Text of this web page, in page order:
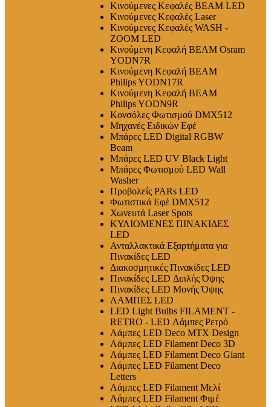
Κινούμενες Κεφαλές BEAM LED
Κινούμενες Κεφαλές Laser
Κινούμενες Κεφαλές WASH -
ZOOM LED
Κινούμενη Κεφαλή BEAM Osram
YODN7R
Κινούμενη Κεφαλή BEAM
Philips YODN17R
Κινούμενη Κεφαλή BEAM
Philips YODN9R
Κονσόλες Φωτισμού DMX512
Μηχανές Ειδικών Εφέ
Μπάρες LED Digital RGBW
Beam
Μπάρες LED UV Black Light
Μπάρες Φωτισμού LED Wall
Washer
Προβολείς PARs LED
Φωτιστικά Εφέ DMX512
Χωνευτά Laser Spots
ΚΥΛΙΟΜΕΝΕΣ ΠΙΝΑΚΙΔΕΣ
LED
Ανταλλακτικά Εξαρτήματα για
Πινακίδες LED
Διακοσμητικές Πινακίδες LED
Πινακίδες LED Διπλής Όψης
Πινακίδες LED Μονής Όψης
ΛΑΜΠΕΣ LED
LED Light Bulbs FILAMENT -
RETRO - LED Λάμπες Ρετρό
Λάμπες LED Deco MTX Design
Λάμπες LED Filament Deco 3D
Λάμπες LED Filament Deco Giant
Λάμπες LED Filament Deco
Letters
Λάμπες LED Filament Μελί
Λάμπες LED Filament Φιμέ